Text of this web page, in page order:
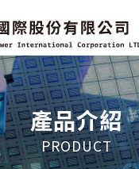
產品介紹
PRODUCT